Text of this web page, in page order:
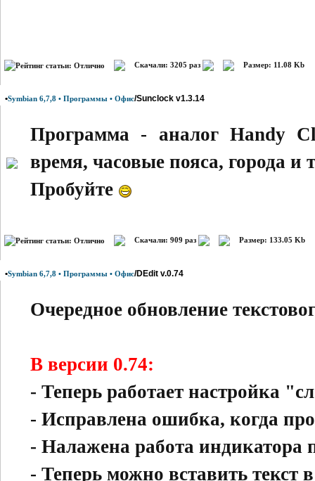
Скачали: 3205 раз Размер: 11.08 Kb
•Symbian 6,7,8 • Программы • Офис/Sunclock v1.3.14
Программа - аналог Handy
время, часовые пояса, города и
Пробуйте
Скачали: 909 раз Размер: 133.05 Kb
•Symbian 6,7,8 • Программы • Офис/DEdit v.0.74
Очередное обновление
В версии 0.74:
- Теперь работает настройка
- Исправлена ошибка, когда
- Налажена работа индикатора
- Теперь можно вставить текст